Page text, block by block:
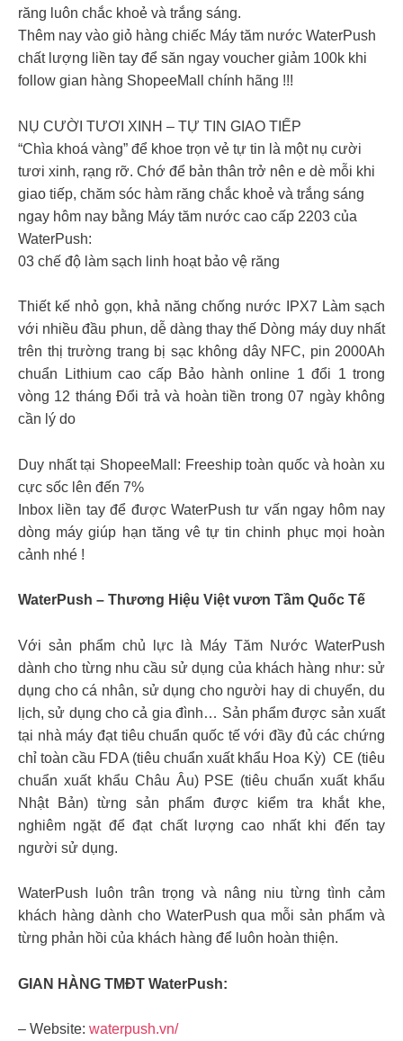
răng luôn chắc khoẻ và trắng sáng.
Thêm nay vào giỏ hàng chiếc Máy tăm nước WaterPush
chất lượng liền tay để săn ngay voucher giảm 100k khi
follow gian hàng ShopeeMall chính hãng !!!
NỤ CƯỜI TƯƠI XINH – TỰ TIN GIAO TIẾP
“Chìa khoá vàng” để khoe trọn vẻ tự tin là một nụ cười
tươi xinh, rạng rỡ. Chớ để bản thân trở nên e dè mỗi khi
giao tiếp, chăm sóc hàm răng chắc khoẻ và trắng sáng
ngay hôm nay bằng Máy tăm nước cao cấp 2203 của
WaterPush:
03 chế độ làm sạch linh hoạt bảo vệ răng
Thiết kế nhỏ gọn, khả năng chống nước IPX7 Làm sạch
với nhiều đầu phun, dễ dàng thay thế Dòng máy duy nhất
trên thị trường trang bị sạc không dây NFC, pin 2000Ah
chuẩn Lithium cao cấp Bảo hành online 1 đổi 1 trong
vòng 12 tháng Đổi trả và hoàn tiền trong 07 ngày không
cần lý do
Duy nhất tại ShopeeMall: Freeship toàn quốc và hoàn xu
cực sốc lên đến 7%
Inbox liền tay để được WaterPush tư vấn ngay hôm nay
dòng máy giúp hạn tăng vê tự tin chinh phục mọi hoàn
cảnh nhé !
WaterPush – Thương Hiệu Việt vươn Tầm Quốc Tế
Với sản phẩm chủ lực là Máy Tăm Nước WaterPush
dành cho từng nhu cầu sử dụng của khách hàng như: sử
dụng cho cá nhân, sử dụng cho người hay di chuyển, du
lịch, sử dụng cho cả gia đình… Sản phẩm được sản xuất
tại nhà máy đạt tiêu chuẩn quốc tế với đầy đủ các chứng
chỉ toàn cầu FDA (tiêu chuẩn xuất khẩu Hoa Kỳ) CE (tiêu
chuẩn xuất khẩu Châu Âu) PSE (tiêu chuẩn xuất khẩu
Nhật Bản) từng sản phẩm được kiểm tra khắt khe,
nghiêm ngặt để đạt chất lượng cao nhất khi đến tay
người sử dụng.
WaterPush luôn trân trọng và nâng niu từng tình cảm
khách hàng dành cho WaterPush qua mỗi sản phẩm và
từng phản hồi của khách hàng để luôn hoàn thiện.
GIAN HÀNG TMĐT WaterPush:
– Website: waterpush.vn/